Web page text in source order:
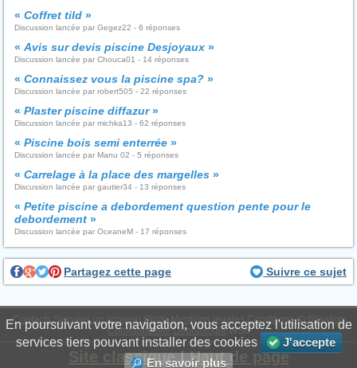
« Coffret tild »
Discussion lancée par Gegez22 - 6 réponses
« Avis sur devis piscine Desjoyaux »
Discussion lancée par Chouca01 - 14 réponses
« Connaissez vous la piscine spa? »
Discussion lancée par robert505 - 22 réponses
« Plaster piscine diffazur»
Discussion lancée par michka13 - 62 réponses
« Piscine bois semi enterrée »
Discussion lancée par Manu 02 - 5 réponses
« Carrelage à la place des margelles »
Discussion lancée par gautier34 - 13 réponses
« Petite piscine a debordement question pente pour le
debordement »
Discussion lancée par OceaneM - 17 réponses
Partagez cette page Suivre ce sujet
Contacts Signaler un contenu illicite Mentions légales Conditions d'utilisation
Confidentialité DéontologieWS6
Site classique|Haut de page
En poursuivant votre navigation, vous acceptez l'utilisation de
services tiers pouvant installer des cookies
J'accepte
En savoir plus